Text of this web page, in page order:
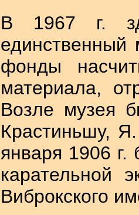
В 1967 г.
единственный
фонды
материала,
Возле музея
Крастиньшу,
января 1906
карательной
Виброкского